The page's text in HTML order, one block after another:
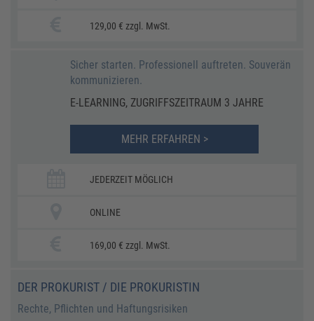
129,00 € zzgl. MwSt.
Sicher starten. Professionell auftreten. Souverän
kommunizieren.
E-LEARNING, ZUGRIFFSZEITRAUM 3 JAHRE
MEHR ERFAHREN >
JEDERZEIT MÖGLICH
ONLINE
169,00 € zzgl. MwSt.
DER PROKURIST / DIE PROKURISTIN
Rechte, Pflichten und Haftungsrisiken